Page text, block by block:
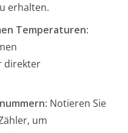
erhalten.
Temperaturen:
direkter
: Notieren Sie
um